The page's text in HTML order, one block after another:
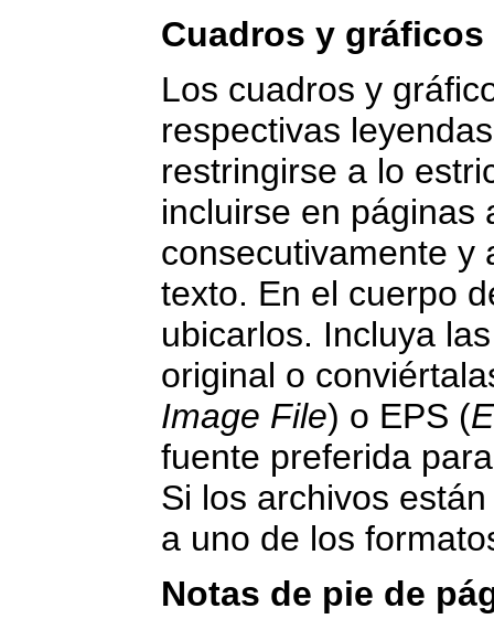
Cuadros y gráficos
Los cuadros y
respectivas
restringirse a lo
incluirse en páginas
consecutivamente y
texto. En el cuerpo
ubicarlos. Incluya
original o
Image File) o EPS (
fuente preferida
Si los archivos
a uno de los
Notas de pie de